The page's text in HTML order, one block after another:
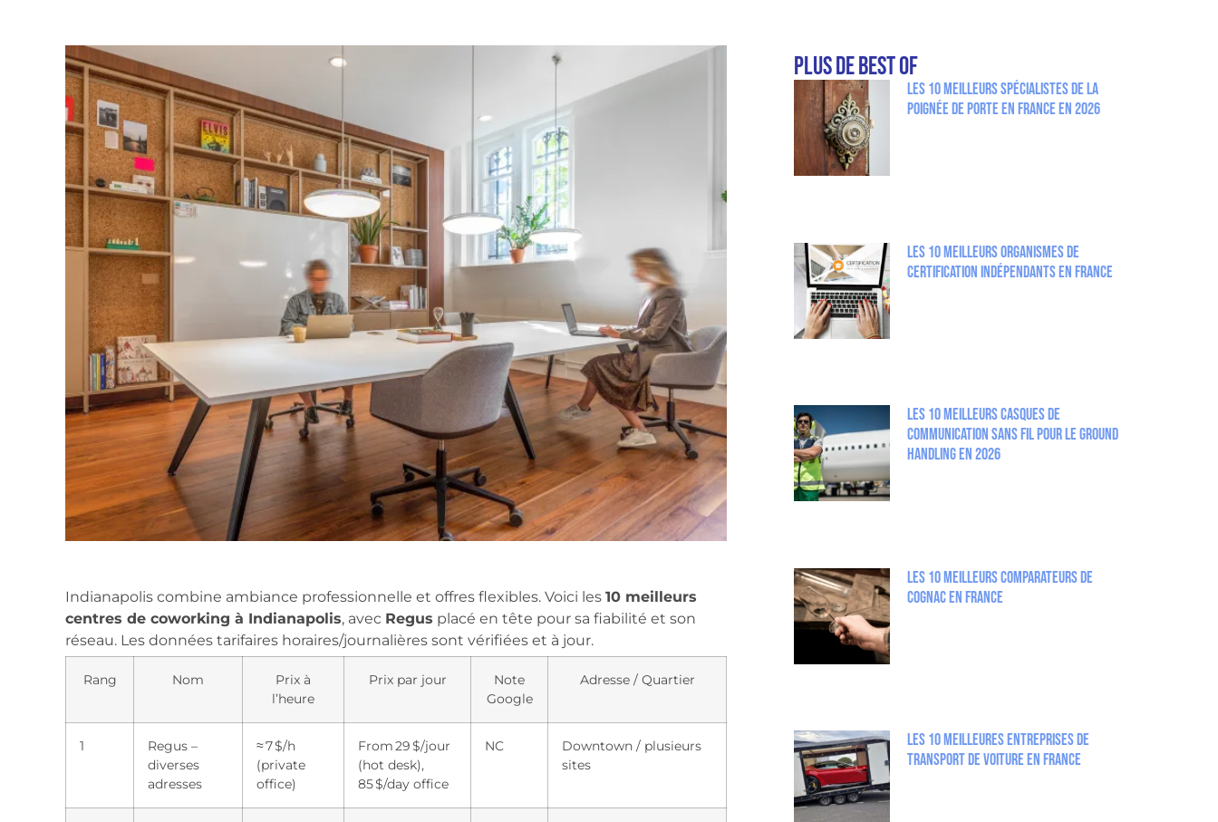
Indianapolis combine ambiance professionnelle et offres flexibles. Voici les 10 meilleurs
centres de coworking à Indianapolis, avec Regus placé en tête pour sa fiabilité et son
réseau. Les données tarifaires horaires/journalières sont vérifiées et à jour.
Rang Nom
Prix à
l’heure
Prix par jour
Note
Google
Adresse / Quartier
1
Regus –
diverses
adresses
≈ 7 $/h
(private
office)
From 29 $/jour
(hot desk),
85 $/day office
NC
Downtown / plusieurs
sites
plus de Best Of
Les 10 meilleurs spécialistes de la
poignée de porte en France en 2026
Les 10 meilleurs organismes de
certification indépendants en France
Les 10 meilleurs casques de
communication sans fil pour le Ground
Handling en 2026
Les 10 meilleurs comparateurs de
Cognac en France
Les 10 Meilleures entreprises de
Transport de Voiture en France